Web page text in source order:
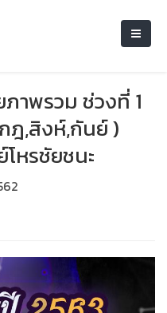
ภาพรวม ช่วงที่ 1
ฎ,สิงห์,กันย์ )
หรชัยชนะ